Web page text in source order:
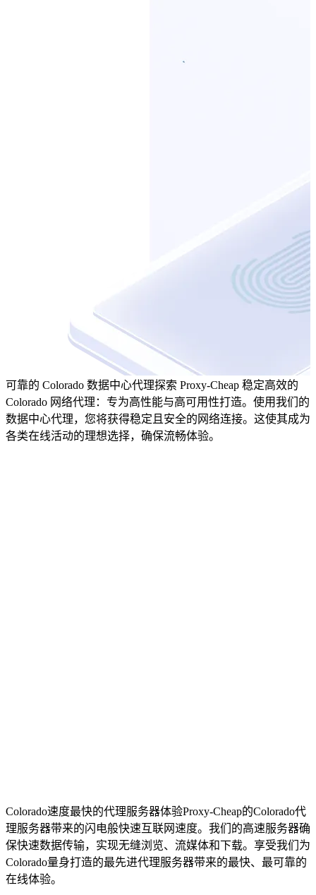
可靠的 Colorado 数据中心代理探索 Proxy-Cheap 稳定高效的
Colorado 网络代理：专为高性能与高可用性打造。使用我们的
数据中心代理，您将获得稳定且安全的网络连接。这使其成为
各类在线活动的理想选择，确保流畅体验。
Colorado速度最快的代理服务器体验Proxy-Cheap的Colorado代
理服务器带来的闪电般快速互联网速度。我们的高速服务器确
保快速数据传输，实现无缝浏览、流媒体和下载。享受我们为
Colorado量身打造的最先进代理服务器带来的最快、最可靠的
在线体验。